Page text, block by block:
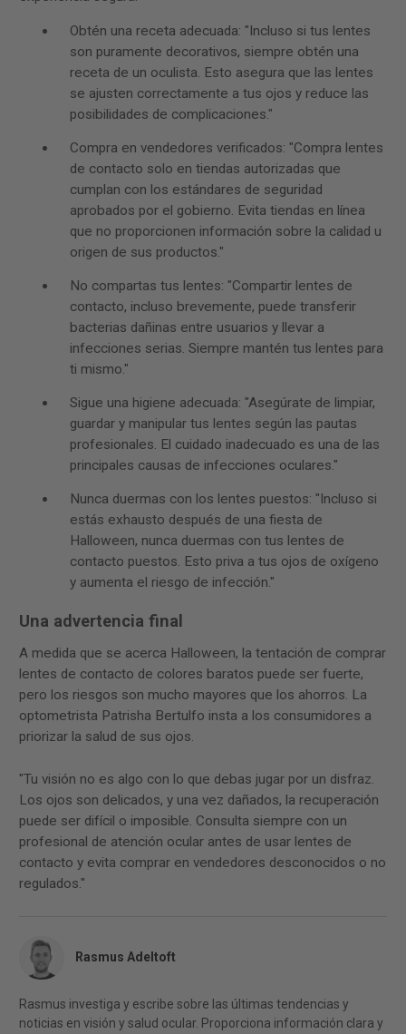
Obtén una receta adecuada: "Incluso si tus lentes
son puramente decorativos, siempre obtén una
receta de un oculista. Esto asegura que las lentes
se ajusten correctamente a tus ojos y reduce las
posibilidades de complicaciones."
Compra en vendedores verificados: "Compra lentes
de contacto solo en tiendas autorizadas que
cumplan con los estándares de seguridad
aprobados por el gobierno. Evita tiendas en línea
que no proporcionen información sobre la calidad u
origen de sus productos."
No compartas tus lentes: "Compartir lentes de
contacto, incluso brevemente, puede transferir
bacterias dañinas entre usuarios y llevar a
infecciones serias. Siempre mantén tus lentes para
ti mismo."
Sigue una higiene adecuada: "Asegúrate de limpiar,
guardar y manipular tus lentes según las pautas
profesionales. El cuidado inadecuado es una de las
principales causas de infecciones oculares."
Nunca duermas con los lentes puestos: "Incluso si
estás exhausto después de una fiesta de
Halloween, nunca duermas con tus lentes de
contacto puestos. Esto priva a tus ojos de oxígeno
y aumenta el riesgo de infección."
Una advertencia final
A medida que se acerca Halloween, la tentación de comprar
lentes de contacto de colores baratos puede ser fuerte,
pero los riesgos son mucho mayores que los ahorros. La
optometrista Patrisha Bertulfo insta a los consumidores a
priorizar la salud de sus ojos.
"Tu visión no es algo con lo que debas jugar por un disfraz.
Los ojos son delicados, y una vez dañados, la recuperación
puede ser difícil o imposible. Consulta siempre con un
profesional de atención ocular antes de usar lentes de
contacto y evita comprar en vendedores desconocidos o no
regulados."
Rasmus Adeltoft
Rasmus investiga y escribe sobre las últimas tendencias y
noticias en visión y salud ocular. Proporciona información clara y